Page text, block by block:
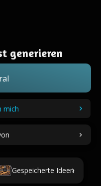
generieren
mich
Gespeicherte Ideen